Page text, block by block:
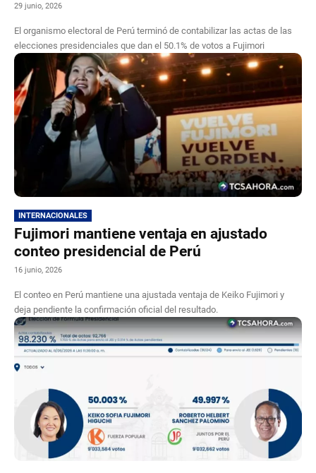
29 junio, 2026
El organismo electoral de Perú terminó de contabilizar las actas de las
elecciones presidenciales que dan el 50.1% de votos a Fujimori
INTERNACIONALES
Fujimori mantiene ventaja en ajustado
conteo presidencial de Perú
16 junio, 2026
El conteo en Perú mantiene una ajustada ventaja de Keiko Fujimori y
deja pendiente la confirmación oficial del resultado.